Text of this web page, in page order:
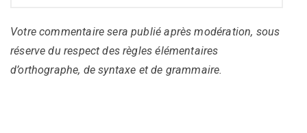
Votre commentaire sera publié après modération, sous
réserve du respect des règles élémentaires
d’orthographe, de syntaxe et de grammaire.